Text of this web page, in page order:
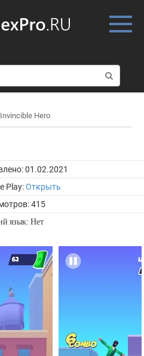
о
и
к
Invincible Hero
01.02.2021
Play:Открыть
415
язык: Нет